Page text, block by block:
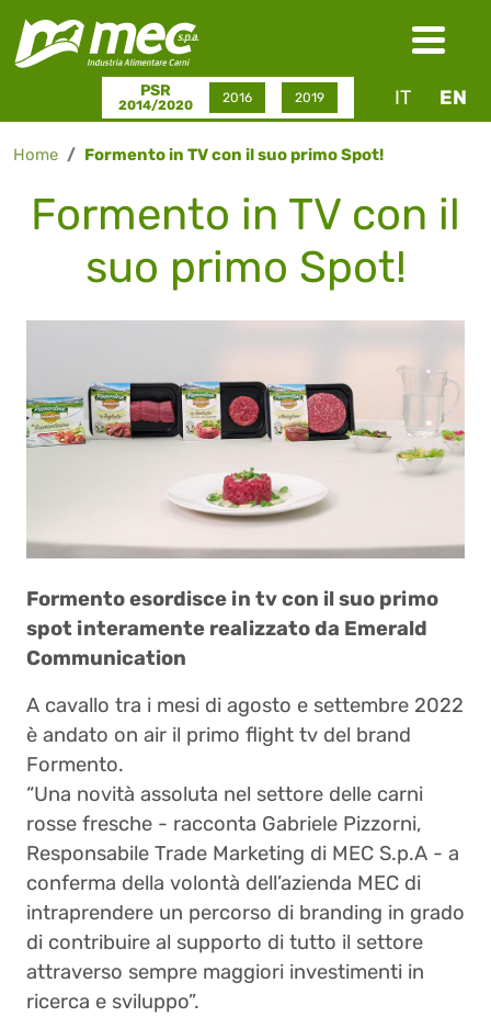
PSR
2014/2020 2016 2019 IT EN
Home Formento in TV con il suo primo Spot!
Formento in TV con il
suo primo Spot!
Formento esordisce in tv con il suo primo
spot interamente realizzato da Emerald
Communication
A cavallo tra i mesi di agosto e settembre 2022
è andato on air il primo flight tv del brand
Formento.
“Una novità assoluta nel settore delle carni
rosse fresche - racconta Gabriele Pizzorni,
Responsabile Trade Marketing di MEC S.p.A - a
conferma della volontà dell’azienda MEC di
intraprendere un percorso di branding in grado
di contribuire al supporto di tutto il settore
attraverso sempre maggiori investimenti in
ricerca e sviluppo”.